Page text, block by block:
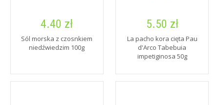
4.40 zł
Sól morska z czosnkiem
niedźwiedzim 100g
5.50 zł
La pacho kora cięta Pau
d'Arco Tabebuia
impetiginosa 50g